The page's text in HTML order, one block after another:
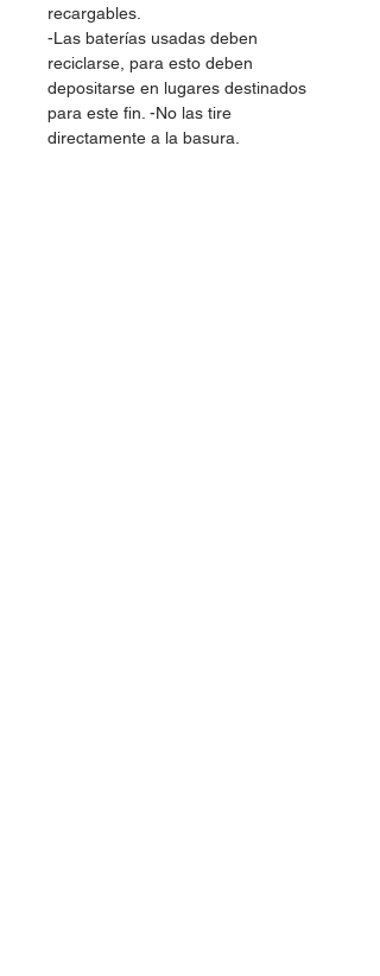
recargables.
-Las baterías usadas deben
reciclarse, para esto deben
depositarse en lugares destinados
para este fin. -No las tire
directamente a la basura.